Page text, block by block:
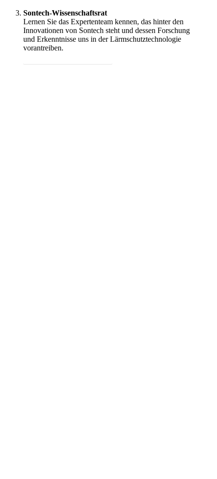
Sontech-Wissenschaftsrat
Lernen Sie das Expertenteam kennen, das hinter den
Innovationen von Sontech steht und dessen Forschung
und Erkenntnisse uns in der Lärmschutztechnologie
vorantreiben.